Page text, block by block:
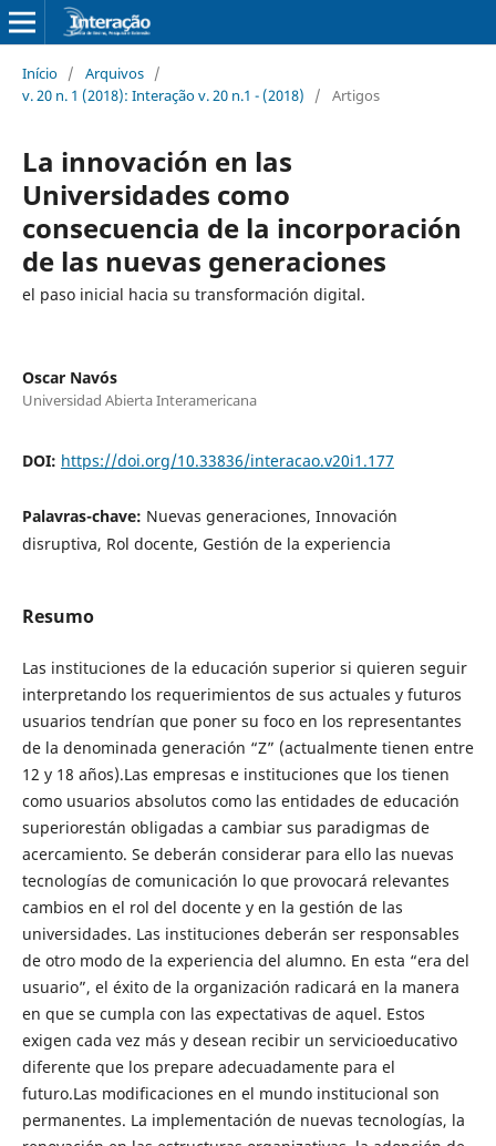
Início / Arquivos /
v. 20 n. 1 (2018): Interação v. 20 n.1 - (2018)
/ Artigos
La innovación en las
Universidades como
consecuencia de la incorporación
de las nuevas generaciones
el paso inicial hacia su transformación digital.
Oscar Navós
Universidad Abierta Interamericana
DOI: https://doi.org/10.33836/interacao.v20i1.177
Palavras-chave: Nuevas generaciones, Innovación
disruptiva, Rol docente, Gestión de la experiencia
Resumo
Las instituciones de la educación superior si quieren seguir
interpretando los requerimientos de sus actuales y futuros
usuarios tendrían que poner su foco en los representantes
de la denominada generación “Z” (actualmente tienen entre
12 y 18 años).Las empresas e instituciones que los tienen
como usuarios absolutos como las entidades de educación
superiorestán obligadas a cambiar sus paradigmas de
acercamiento. Se deberán considerar para ello las nuevas
tecnologías de comunicación lo que provocará relevantes
cambios en el rol del docente y en la gestión de las
universidades. Las instituciones deberán ser responsables
de otro modo de la experiencia del alumno. En esta “era del
usuario”, el éxito de la organización radicará en la manera
en que se cumpla con las expectativas de aquel. Estos
exigen cada vez más y desean recibir un servicioeducativo
diferente que los prepare adecuadamente para el
futuro.Las modificaciones en el mundo institucional son
permanentes. La implementación de nuevas tecnologías, la